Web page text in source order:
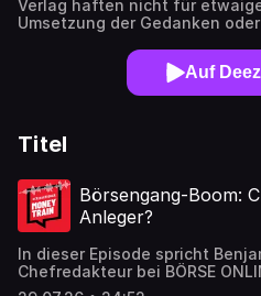
Verlag haften nicht für
Umsetzung der Gedanken
Auf
Titel
Börsengang-Boom:
Anleger?
In dieser Episode spricht
Chefredakteur bei BÖRSE
die Psychologie hinter Börsengängen.